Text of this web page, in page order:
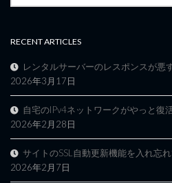
RECENT ARTICLES
レンタルサーバーのレスポンスが悪
2026年3月17日
自宅のIPv4ネットワークがやっと復
2026年2月28日
サイトのSSL自動更新機能を入れ忘
2026年2月7日